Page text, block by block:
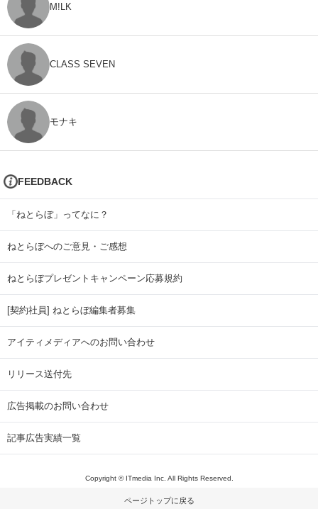
M!LK
CLASS SEVEN
モナキ
FEEDBACK
「ねとらぼ」ってなに？
ねとらぼへのご意見・ご感想
ねとらぼプレゼントキャンペーン応募規約
[契約社員] ねとらぼ編集者募集
アイティメディアへのお問い合わせ
リリース送付先
広告掲載のお問い合わせ
記事広告実績一覧
Copyright © ITmedia Inc. All Rights Reserved.
ページトップに戻る